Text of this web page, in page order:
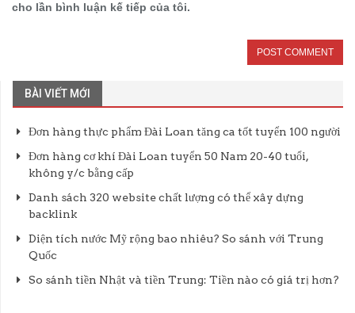
cho lần bình luận kế tiếp của tôi.
BÀI VIẾT MỚI
Đơn hàng thực phẩm Đài Loan tăng ca tốt tuyển 100 người
Đơn hàng cơ khí Đài Loan tuyển 50 Nam 20-40 tuổi,
không y/c bằng cấp
Danh sách 320 website chất lượng có thể xây dựng
backlink
Diện tích nước Mỹ rộng bao nhiêu? So sánh với Trung
Quốc
So sánh tiền Nhật và tiền Trung: Tiền nào có giá trị hơn?